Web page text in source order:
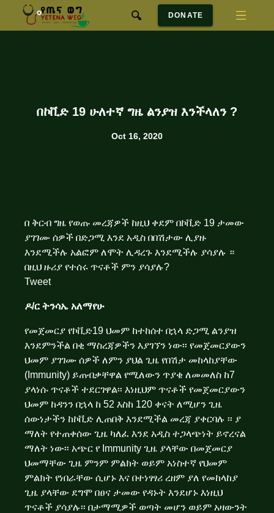
DONATE
በኮቪድ 19 ሁለተኛ ግዜ ልንያዝ እንችላለን ?
Oct 16, 2020
በ ቅርብ ግዜ የወጡ መረጃዎች ከዚህ ቀደም በኮቪድ 19 ታመው
ያገገሙ ሰዎች በድጋሚ እንደ አዲስ በበሽታው ሊያዙ
እንደሚችሉ አልፎም ለሞት ሊዳረጉ እንደሚችሉ ያሳያሉ ።
በዚህ ዙሪያ የተሰሩ ጥናቶች ምን ያሳያሉ?
Tweet
ዶ/ር ትንሳኤ አለማየሁ
የመጀመርያ የኮቪድ19 ህመም ከተከሰተ በኋላ ድጋሚ ልንያዝ
እንደምንችል በቂ ማስረጃዎችን እያገኘን ነው፡፡ የመጀመርያውን
ህመም ያገገሙ ሰዎች ለምን ያህል ጊዜ የበሽታ መከላከያቸው
(Immunity) ይጠብቃቸዋል የሚለውን ጥያቄ ለመመለስ ከ7
ያላነሱ ጥናቶች ተደርገዋል፡፡ እነዚህም ጥናቶች የመጀመርያውን
ህመም ከዳንን በኋላ ከ 52 እስከ 120 ቀናት ለሚሆን ጊዜ
ሰውነታችን ከኮቪድ ሊጠበቅ እንደሚችል መረጃ ያቀርባሉ ፡፡ ያ
ማለት የተጠቀሰው ጊዜ ካለፈ እንደ አዲስ ተጋላጭነት ይኖረናል
ማለት ነው፡፡ አጭር የ Immunity ጊዜ ያላቸው በመጀመርያ
ህመማቸው ጊዜ ምንም ምልክት ወይም አነስተኛ የህመም
ምልክት የነበራቸው ሲሆኑ እና በተነፃፃሪ ረዘም ያለ የመከላከያ
ጊዜ ያላቸው ደግሞ በፀና ታመው የዳኑት እንደሆኑ እነዚህ
ጥናቶች ያሳያሉ፡፡ በታማሚዎች ወጣት መሆን ወይም አዛውንት